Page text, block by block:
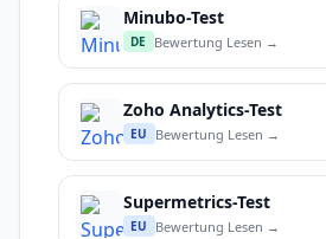
Minubo-Test
DE Bewertung Lesen →
Zoho Analytics-Test
EU Bewertung Lesen →
Supermetrics-Test
EU Bewertung Lesen →